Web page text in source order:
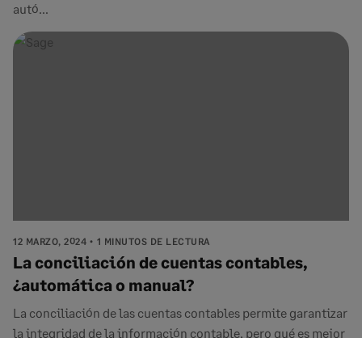
autó...
12 MARZO, 2024 1 MINUTOS DE LECTURA
La conciliación de cuentas contables,
¿automática o manual?
La conciliación de las cuentas contables permite garantizar
la integridad de la información contable, pero qué es mejor